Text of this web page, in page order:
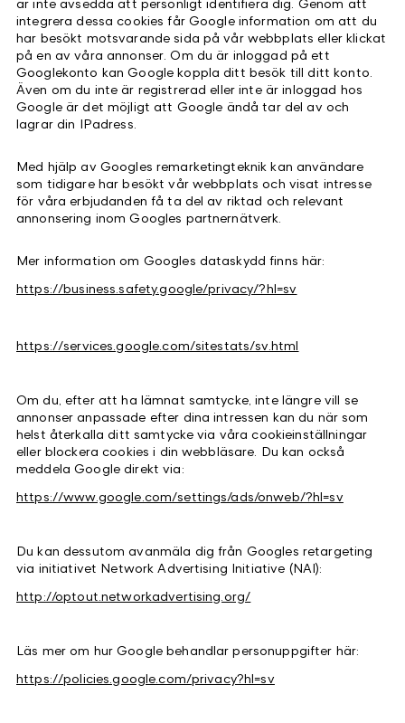
är inte avsedda att personligt identifiera dig. Genom att
integrera dessa cookies får Google information om att du
har besökt motsvarande sida på vår webbplats eller klickat
på en av våra annonser. Om du är inloggad på ett
Googlekonto kan Google koppla ditt besök till ditt konto.
Även om du inte är registrerad eller inte är inloggad hos
Google är det möjligt att Google ändå tar del av och
lagrar din IPadress.
Med hjälp av Googles remarketingteknik kan användare
som tidigare har besökt vår webbplats och visat intresse
för våra erbjudanden få ta del av riktad och relevant
annonsering inom Googles partnernätverk.
Mer information om Googles dataskydd finns här:
https://business.safety.google/privacy/?hl=sv
https://services.google.com/sitestats/sv.html
Om du, efter att ha lämnat samtycke, inte längre vill se
annonser anpassade efter dina intressen kan du när som
helst återkalla ditt samtycke via våra cookieinställningar
eller blockera cookies i din webbläsare. Du kan också
meddela Google direkt via:
https://www.google.com/settings/ads/onweb/?hl=sv
Du kan dessutom avanmäla dig från Googles retargeting
via initiativet Network Advertising Initiative (NAI):
http://optout.networkadvertising.org/
Läs mer om hur Google behandlar personuppgifter här:
https://policies.google.com/privacy?hl=sv